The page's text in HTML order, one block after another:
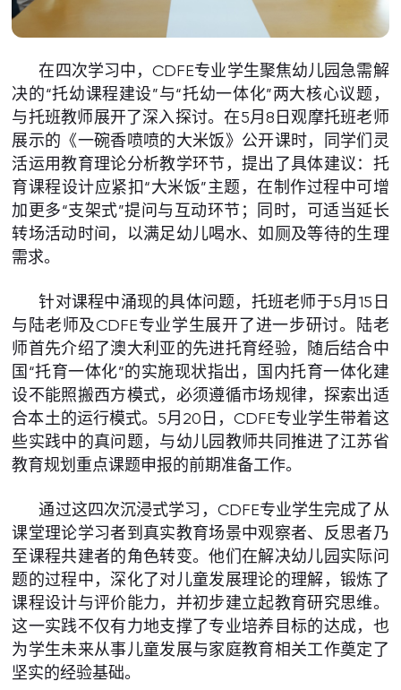
在四次学习中，CDFE专业学生聚焦幼儿园急需解
决的“托幼课程建设”与“托幼一体化”两大核心议题，
与托班教师展开了深入探讨。在5月8日观摩托班老师
展示的《一碗香喷喷的大米饭》公开课时，同学们灵
活运用教育理论分析教学环节，提出了具体建议：托
育课程设计应紧扣“大米饭”主题，在制作过程中可增
加更多“支架式”提问与互动环节；同时，可适当延长
转场活动时间，以满足幼儿喝水、如厕及等待的生理
需求。
针对课程中涌现的具体问题，托班老师于5月15日
与陆老师及CDFE专业学生展开了进一步研讨。陆老
师首先介绍了澳大利亚的先进托育经验，随后结合中
国“托育一体化”的实施现状指出，国内托育一体化建
设不能照搬西方模式，必须遵循市场规律，探索出适
合本土的运行模式。5月20日，CDFE专业学生带着这
些实践中的真问题，与幼儿园教师共同推进了江苏省
教育规划重点课题申报的前期准备工作。
通过这四次沉浸式学习，CDFE专业学生完成了从
课堂理论学习者到真实教育场景中观察者、反思者乃
至课程共建者的角色转变。他们在解决幼儿园实际问
题的过程中，深化了对儿童发展理论的理解，锻炼了
课程设计与评价能力，并初步建立起教育研究思维。
这一实践不仅有力地支撑了专业培养目标的达成，也
为学生未来从事儿童发展与家庭教育相关工作奠定了
坚实的经验基础。